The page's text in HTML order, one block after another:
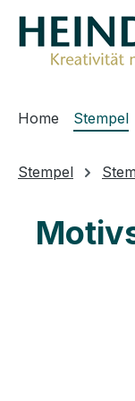
Hauptinhalt
Zur Suche
Zur
Home Stempel
Stempel